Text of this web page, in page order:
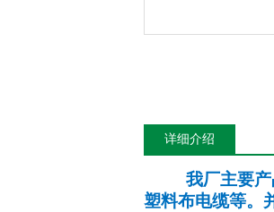
详细介绍
我厂主要
塑料布电缆等。